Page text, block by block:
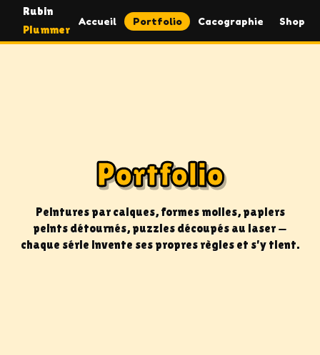
Rubin
Plummer
Accueil Portfolio Cacographie Shop
Portfolio
Peintures par calques, formes molles, papiers
peints détournés, puzzles découpés au laser —
chaque série invente ses propres règles et s'y tient.